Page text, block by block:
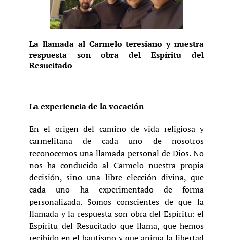
La llamada al Carmelo teresiano y nuestra
respuesta son obra del Espíritu del
Resucitado
La experiencia de la vocación
En el origen del camino de vida religiosa y
carmelitana de cada uno de nosotros
reconocemos una llamada personal de Dios. No
nos ha conducido al Carmelo nuestra propia
decisión, sino una libre elección divina, que
cada uno ha experimentado de forma
personalizada. Somos conscientes de que la
llamada y la respuesta son obra del Espíritu: el
Espíritu del Resucitado que llama, que hemos